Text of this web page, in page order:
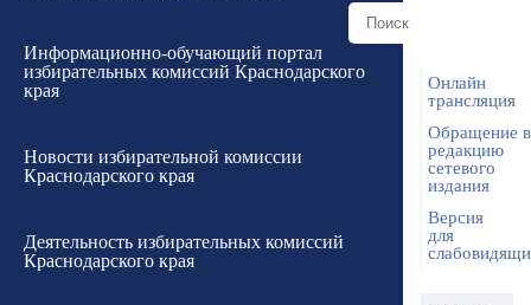
Информационно-обучающий портал
избирательных комиссий Краснодарского
края
Новости избирательной комиссии
Краснодарского края
Деятельность избирательных комиссий
Краснодарского края
Онлайн
трансляция
Обращение в
редакцию
сетевого
издания
Версия
для